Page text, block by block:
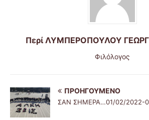
Περί ΛΥΜΠΕΡΟΠΟΥΛΟΥ
Φιλόλογος
ΠΡΟΗΓΟΎΜΕΝΟ
ΣΑΝ ΣΗΜΕΡΑ…01/02/2022-